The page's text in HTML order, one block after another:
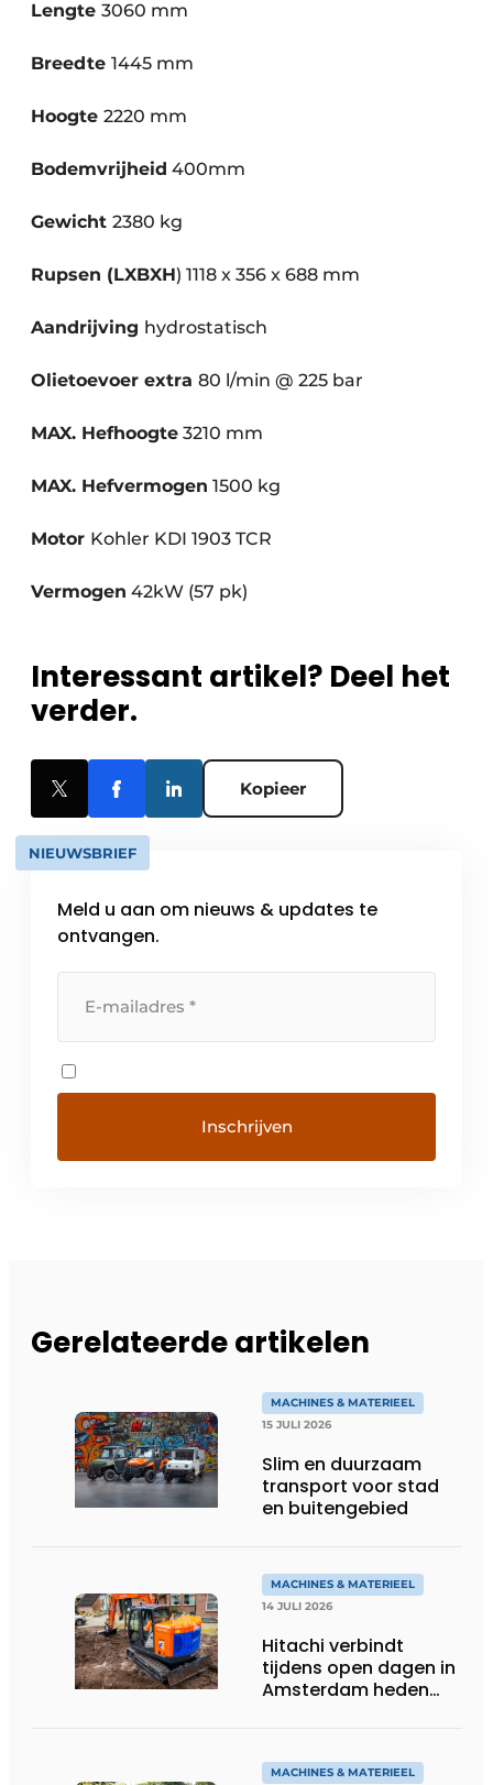
Lengte 3060 mm
Breedte 1445 mm
Hoogte 2220 mm
Bodemvrijheid 400mm
Gewicht 2380 kg
Rupsen (LXBXH) 1118 x 356 x 688 mm
Aandrijving hydrostatisch
Olietoevoer extra 80 l/min @ 225 bar
MAX. Hefhoogte 3210 mm
MAX. Hefvermogen 1500 kg
Motor Kohler KDI 1903 TCR
Vermogen 42kW (57 pk)
Interessant artikel? Deel het
verder.
Kopieer
NIEUWSBRIEF
Meld u aan om nieuws & updates te
ontvangen.
Gerelateerde artikelen
MACHINES & MATERIEEL
15 JULI 2026
Slim en duurzaam
transport voor stad
en buitengebied
MACHINES & MATERIEEL
14 JULI 2026
Hitachi verbindt
tijdens open dagen in
Amsterdam heden
MACHINES & MATERIEEL